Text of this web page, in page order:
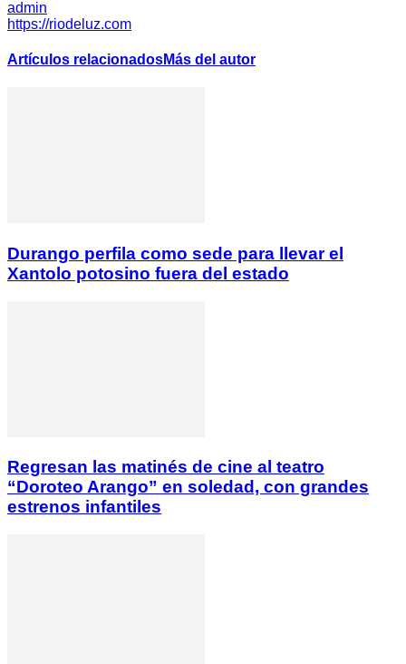
admin
https://riodeluz.com
Artículos relacionadosMás del autor
Durango perfila como sede para llevar el
Xantolo potosino fuera del estado
Regresan las matinés de cine al teatro
“Doroteo Arango” en soledad, con grandes
estrenos infantiles